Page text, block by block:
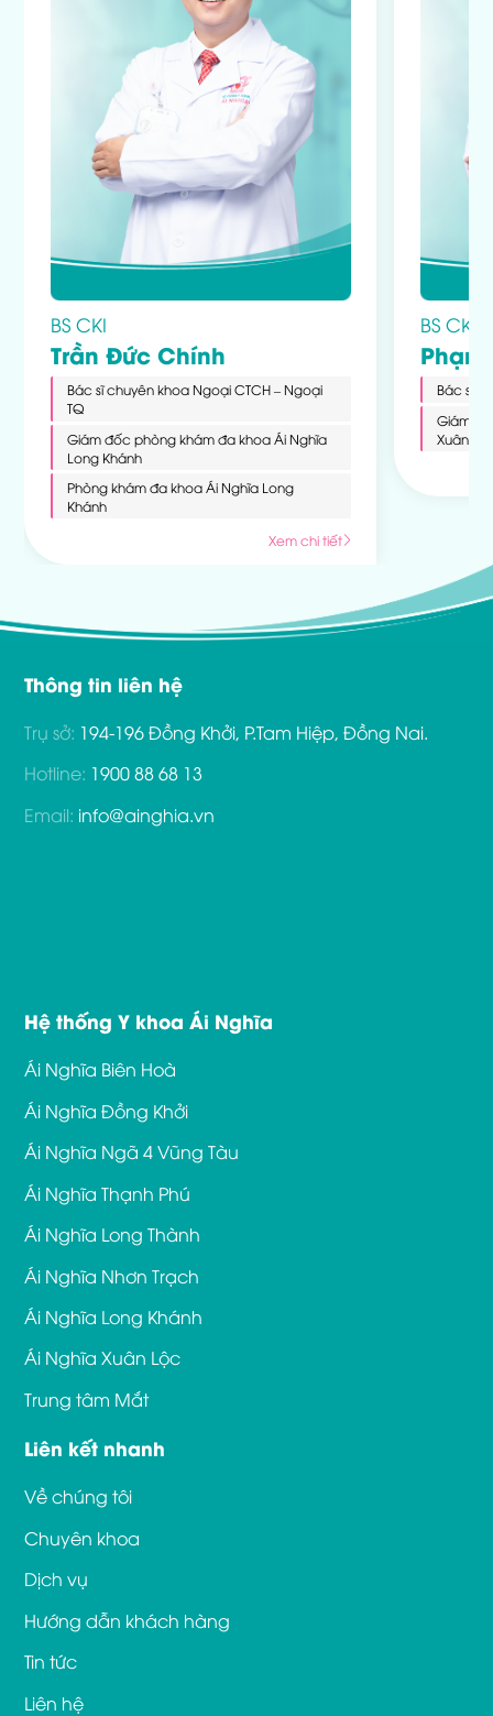
BS CKI
Trần Đức Chính
Bác sĩ chuyên khoa Ngoại CTCH – Ngoại
TQ
Giám đốc phòng khám đa khoa Ái Nghĩa
Long Khánh
Phòng khám đa khoa Ái Nghĩa Long
Khánh
Xem chi tiết
BS CKI
Bác sĩ
Giám
Xuân
Thông tin liên hệ
Trụ sở: 194-196 Đồng Khởi, P.Tam Hiệp, Đồng Nai.
Hotline: 1900 88 68 13
Email: info@ainghia.vn
Hệ thống Y khoa Ái Nghĩa
Ái Nghĩa Biên Hoà
Ái Nghĩa Đồng Khởi
Ái Nghĩa Ngã 4 Vũng Tàu
Ái Nghĩa Thạnh Phú
Ái Nghĩa Long Thành
Ái Nghĩa Nhơn Trạch
Ái Nghĩa Long Khánh
Ái Nghĩa Xuân Lộc
Trung tâm Mắt
Liên kết nhanh
Về chúng tôi
Chuyên khoa
Dịch vụ
Hướng dẫn khách hàng
Tin tức
Liên hệ